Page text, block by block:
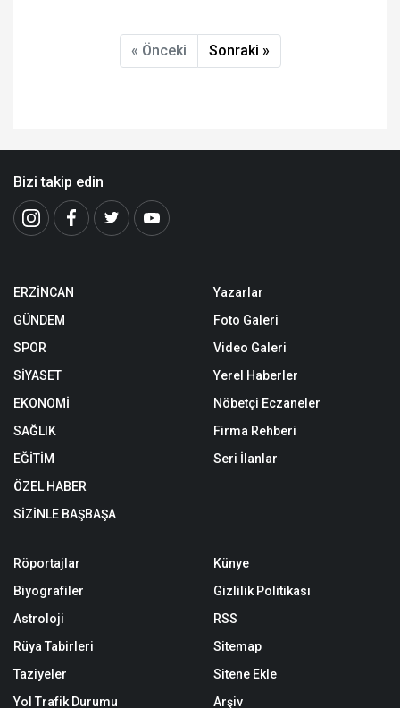
« Önceki Sonraki »
Bizi takip edin
ERZİNCAN
GÜNDEM
SPOR
SİYASET
EKONOMİ
SAĞLIK
EĞİTİM
ÖZEL HABER
SİZİNLE BAŞBAŞA
Yazarlar
Foto Galeri
Video Galeri
Yerel Haberler
Nöbetçi Eczaneler
Firma Rehberi
Seri İlanlar
Röportajlar
Biyografiler
Astroloji
Rüya Tabirleri
Taziyeler
Yol Trafik Durumu
Künye
Gizlilik Politikası
RSS
Sitemap
Sitene Ekle
Arşiv